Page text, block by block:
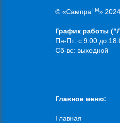
© «СампраTM» 2024
График работы
Пн-Пт: с 9:00 до
Сб-вс: выходной
Главное меню:
Главная